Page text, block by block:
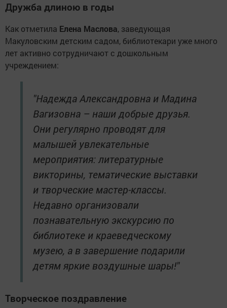
Дружба длиною в годы
Как отметила Елена Маслова, заведующая
Макуловским детским садом, библиотекари уже много
лет активно сотрудничают с дошкольным
учреждением:
"Надежда Александровна и Мадина
Вагизовна – наши добрые друзья.
Они регулярно проводят для
малышей увлекательные
мероприятия: литературные
викторины, тематические выставки
и творческие мастер-классы.
Недавно организовали
познавательную экскурсию по
библиотеке и краеведческому
музею, а в завершение подарили
детям яркие воздушные шары!"
Творческое поздравление